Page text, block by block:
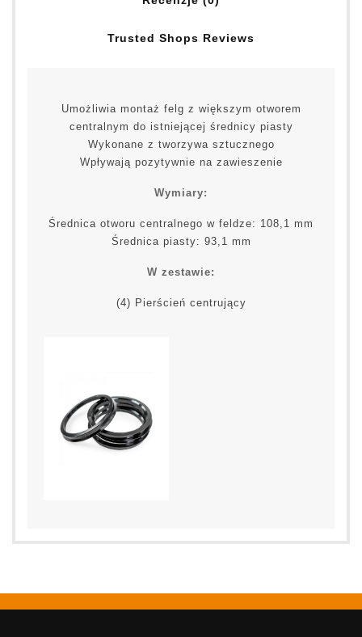
Trusted Shops Reviews
Umożliwia montaż felg z większym otworem
centralnym do istniejącej średnicy piasty
Wykonane z tworzywa sztucznego
Wpływają pozytywnie na zawieszenie
Wymiary:
Średnica otworu centralnego w feldze: 108,1 mm
Średnica piasty: 93,1 mm
W zestawie:
(4) Pierścień centrujący